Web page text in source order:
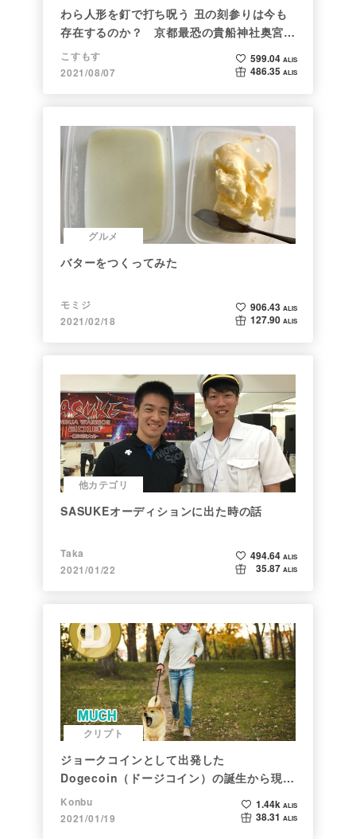
わら人形を釘で打ち呪う 丑の刻参りは今も
存在するのか？ 京都最恐の貴船神社奥宮を
調べた
こすもす
2021/08/07
599.04 ALIS
486.35 ALIS
グルメ
バターをつくってみた
モミジ
2021/02/18
906.43 ALIS
127.90 ALIS
他カテゴリ
SASUKEオーディションに出た時の話
Taka
2021/01/22
494.64 ALIS
35.87 ALIS
クリプト
ジョークコインとして出発した
Dogecoin（ドージコイン）の誕生から現在
まで。注目される非証券性🐶
Konbu
2021/01/19
1.44k ALIS
38.31 ALIS